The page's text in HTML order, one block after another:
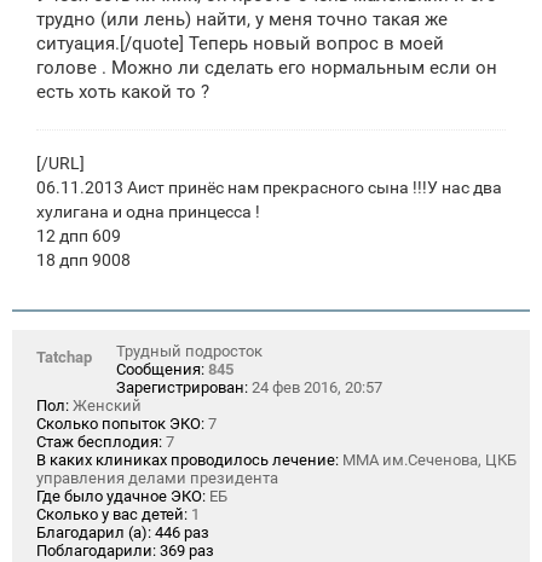
трудно (или лень) найти, у меня точно такая же
ситуация.[/quote] Теперь новый вопрос в моей
голове . Можно ли сделать его нормальным если он
есть хоть какой то ?
[/URL]
06.11.2013 Аист принёс нам прекрасного сына !!!У нас два
хулигана и одна принцесса !
12 дпп 609
18 дпп 9008
Tatchap
Трудный подросток
Сообщения: 845
Зарегистрирован: 24 фев 2016, 20:57
Пол: Женский
Сколько попыток ЭКО: 7
Стаж бесплодия: 7
В каких клиниках проводилось лечение: ММА им.Сеченова, ЦКБ
управления делами президента
Где было удачное ЭКО: ЕБ
Сколько у вас детей: 1
Благодарил (а): 446 раз
Поблагодарили: 369 раз